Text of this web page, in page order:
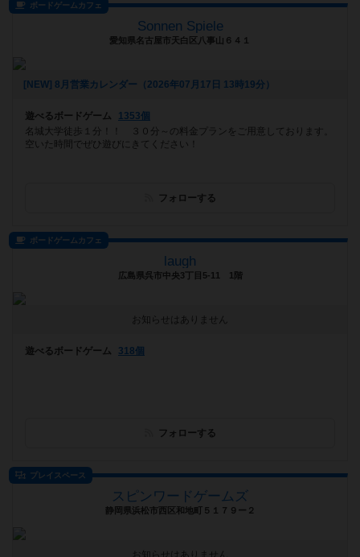
ボードゲームカフェ
Sonnen Spiele
愛知県名古屋市天白区八事山６４１
[NEW] 8月営業カレンダー（2026年07月17日 13時19分）
遊べるボードゲーム
1353個
名城大学徒歩１分！！ ３０分～の料金プランをご用意しております。
空いた時間でぜひ遊びにきてください！
フォローする
ボードゲームカフェ
laugh
広島県呉市中央3丁目5-11 1階
お知らせはありません
遊べるボードゲーム 318個
フォローする
プレイスペース
スピンワードゲームズ
静岡県浜松市西区和地町５１７９ー２
お知らせはありません